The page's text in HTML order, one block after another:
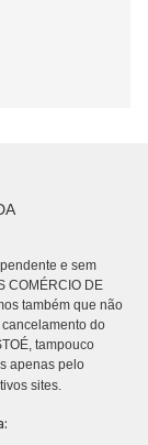
e sem
COMÉRCIO DE
também que não
do
tampouco
apenas pelo
sites.